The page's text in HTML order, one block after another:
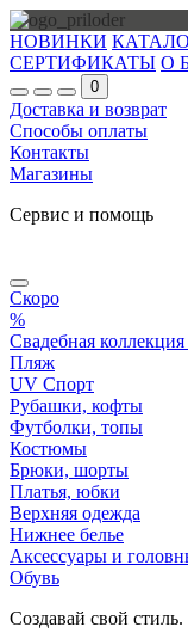
НОВИНКИ
СЕРТИФИКАТЫ О
0
Доставка и возврат
Способы оплаты
Контакты
Магазины
Сервис и помощь
Скоро
%
Свадебная
Пляж
UV Спорт
Рубашки, кофты
Футболки, топы
Костюмы
Брюки, шорты
Платья, юбки
Верхняя одежда
Нижнее белье
Аксессуары и
Обувь
Создавай свой стиль.